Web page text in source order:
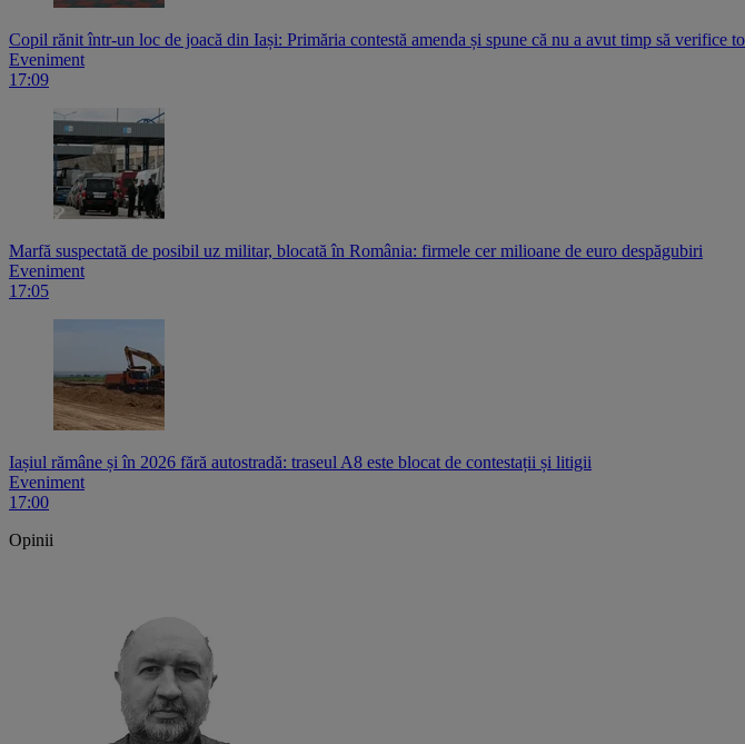
Copil rănit într-un loc de joacă din Iași: Primăria contestă amenda și spune că nu a avut timp să verifice
Eveniment
17:09
Marfă suspectată de posibil uz militar, blocată în România: firmele cer milioane de euro despăgubiri
Eveniment
17:05
Iașiul rămâne și în 2026 fără autostradă: traseul A8 este blocat de contestații și litigii
Eveniment
17:00
Opinii